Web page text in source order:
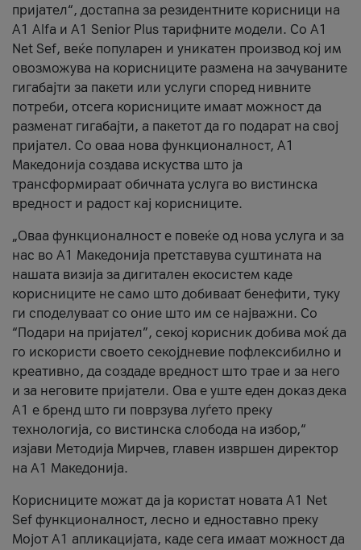
пријател“, достапна за резидентните корисници на
А1 Alfa и A1 Senior Plus тарифните модели. Со A1
Net Sef, веќе популарен и уникатен производ кој им
овозможува на корисниците размена на зачуваните
гигабајти за пакети или услуги според нивните
потреби, отсега корисниците имаат можност да
разменат гигабајти, а пакетот да го подарат на свој
пријател. Со оваа нова функционалност, А1
Македонија создава искуства што ја
трансформираат обичната услуга во вистинска
вредност и радост кај корисниците.
„Оваа функционалност е повеќе од нова услуга и за
нас во А1 Македонија претставува суштината на
нашата визија за дигитален екосистем каде
корисниците не само што добиваат бенефити, туку
ги споделуваат со оние што им се најважни. Со
“Подари на пријател”, секој корисник добива моќ да
го искористи своето секојдневие пофлексибилно и
креативно, да создаде вредност што трае и за него
и за неговите пријатели. Ова е уште еден доказ дека
А1 е бренд што ги поврзува луѓето преку
технологија, со вистинска слобода на избор,“
изјави Методија Мирчев, главен извршен директор
на А1 Македонија.
Корисниците можат да ја користат новата А1 Net
Sef функционалност, лесно и едноставно преку
Мојот А1 апликацијата, каде сега имаат можност да